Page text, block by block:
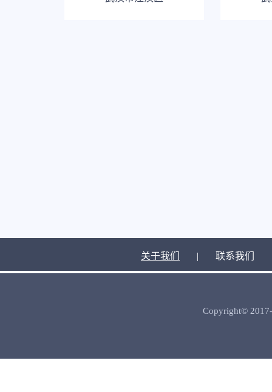
关于我们 | 联系我们
Copyright©